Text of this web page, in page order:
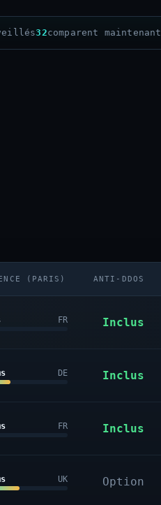
32comparent maintenant
(PARIS) ANTI-DDOS
FR Inclus
DE Inclus
FR Inclus
UK Option